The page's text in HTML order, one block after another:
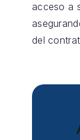
acceso a
del